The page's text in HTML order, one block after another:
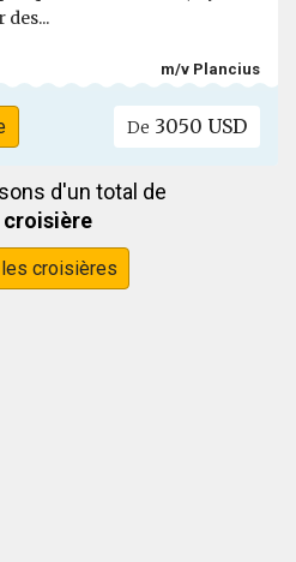
des...
m/v Plancius
De 3050 USD
d'un total de
croisière
croisières